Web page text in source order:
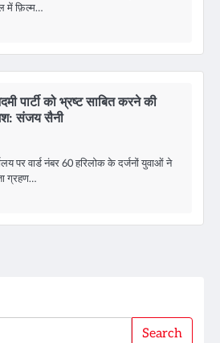
में फ़िल्म…
पार्टी को भ्रष्ट साबित करने की
संजय सैनी
पर वार्ड नंबर 60 हरिलोक के दर्जनों युवाओं ने
ग्रहण…
Search